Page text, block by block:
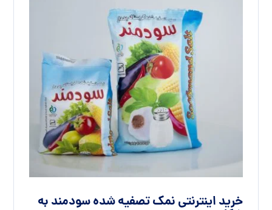
خرید اینترنتی نمک تصفیه شده سودمند به